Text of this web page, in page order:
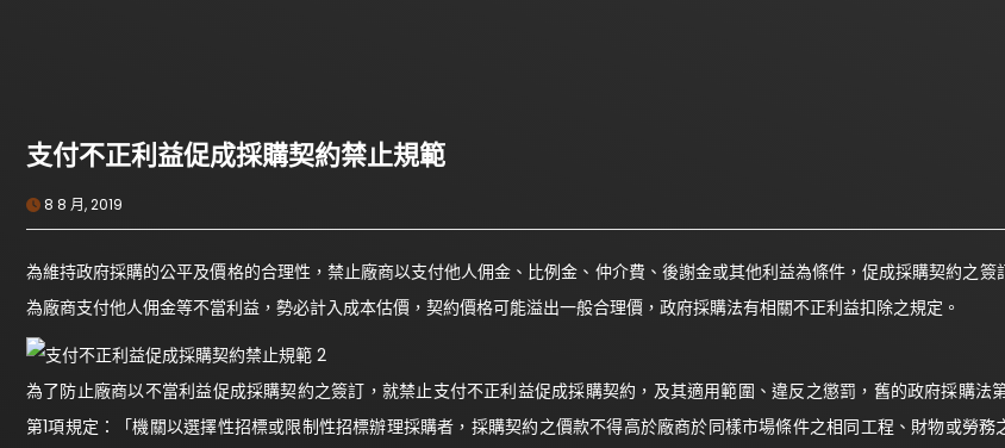
支付不正利益促成採購契約禁止規範
8 8 月, 2019
為維持政府採購的公平及價格的合理性，禁止廠商以支付他人佣金、比例金、仲介費、後謝金或其他利益為條件，促成採購契約之簽
為廠商支付他人佣金等不當利益，勢必計入成本估價，契約價格可能溢出一般合理價，政府採購法有相關不正利益扣除之規定。
為了防止廠商以不當利益促成採購契約之簽訂，就禁止支付不正利益促成採購契約，及其適用範圍、違反之懲罰，舊的政府採購法
第1項規定：「機關以選擇性招標或限制性招標辦理採購者，採購契約之價款不得高於廠商於同樣市場條件之相同工程、財物或勞務